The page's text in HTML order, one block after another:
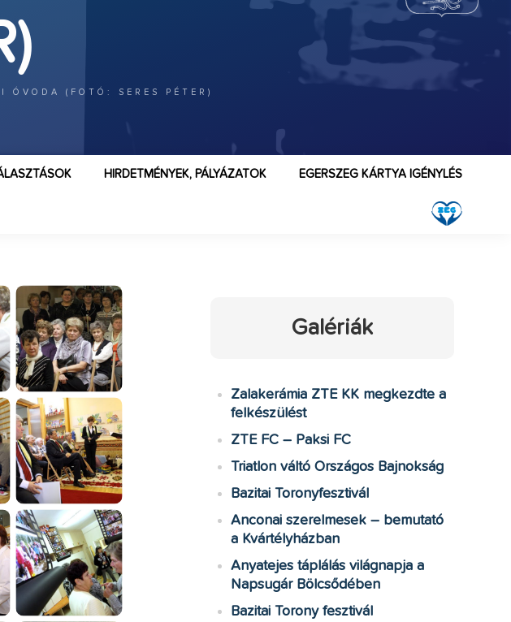
ÓVODA (FOTÓ: SERES PÉTER)
EGERSZEG KÁRTYA IGÉNYLÉS
HIRDETMÉNYEK, PÁLYÁZATOK
Galériák
Zalakerámia ZTE KK megkezdte a
felkészülést
ZTE FC – Paksi FC
Triatlon váltó Országos Bajnokság
Bazitai Toronyfesztivál
Anconai szerelmesek – bemutató
a Kvártélyházban
Anyatejes táplálás világnapja a
Napsugár Bölcsődében
Bazitai Torony fesztivál